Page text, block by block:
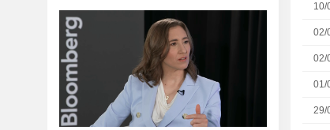
10/
02/
02/
01/
29/